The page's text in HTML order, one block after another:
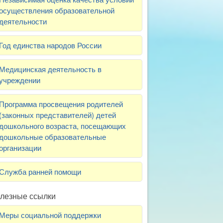
образовательной
единства народов России
деятельность в
просвещения родителей
представителей) детей
возраста, посещающих
образовательные
ранней помощи
ссылки
социальной поддержки